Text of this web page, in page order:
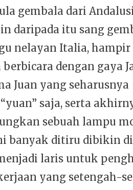
gembala dari
daripada itu sang
nelayan Italia, hampir
dengan gaya
Juan yang seharusnya
saja, serta
sebuah lampu
banyak ditiru dibikin di
laris untuk
yang setengah-